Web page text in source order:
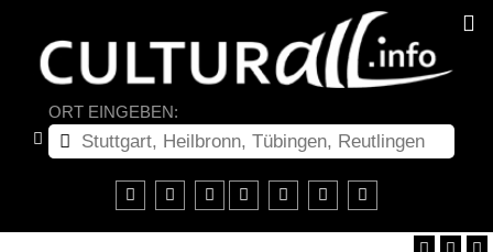
ORT EINGEBEN: